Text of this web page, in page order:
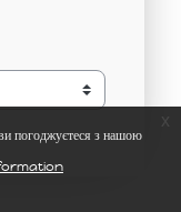
погоджуєтеся з нашою
x